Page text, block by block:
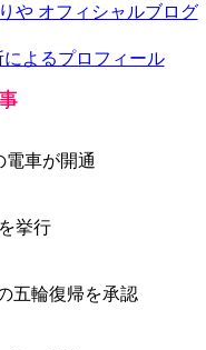
や オフィシャルブログ
によるプロフィール
車が開通
挙行
五輪復帰を承認